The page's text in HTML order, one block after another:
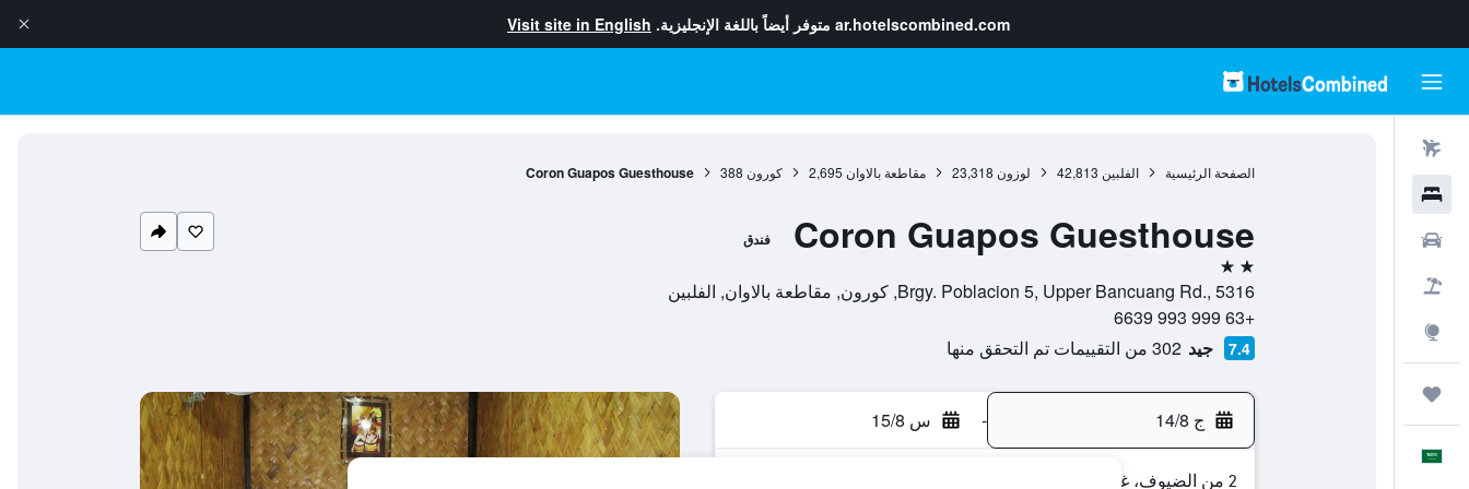
ar.hotelscombined.com متوفر أيضاً باللغة الإنجليزية. Visit site in English
الصفحة الرئيسية الفلبين 42,813 لوزون 23,318 مقاطعة بالاوان 2,695 كورون 388
Coron Guapos Guesthouse
Coron Guapos Guesthouse فندق
2 نجمتين
Brgy. Poblacion 5, Upper Bancuang Rd., 5316, كورون, مقاطعة بالاوان, الفلبين
+63 999 993 6639
7.4 جيد 302 من التقييمات تم التحقق منها
ج 14/8 - س 15/8
2 من الضيوف، غرفة واحدة